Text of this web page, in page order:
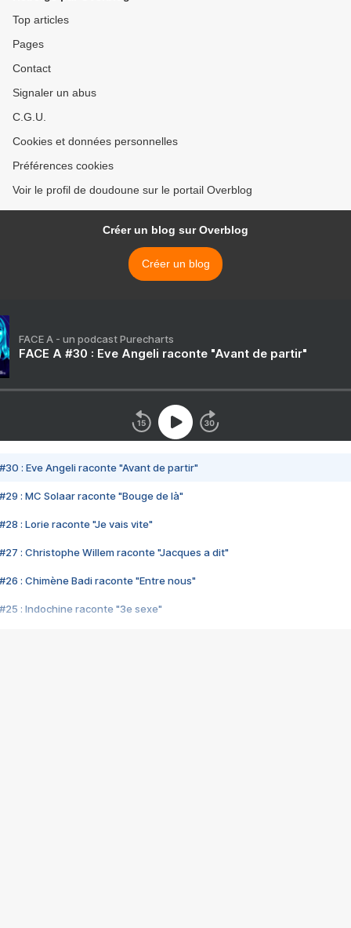
Top articles
Pages
Contact
Signaler un abus
C.G.U.
Cookies et données personnelles
Préférences cookies
Voir le profil de doudoune sur le portail Overblog
Créer un blog sur Overblog
Créer un blog
FACE A - un podcast Purecharts
FACE A #30 : Eve Angeli raconte "Avant de partir"
#30 : Eve Angeli raconte "Avant de partir"
#29 : MC Solaar raconte "Bouge de là"
#28 : Lorie raconte "Je vais vite"
#27 : Christophe Willem raconte "Jacques a dit"
#26 : Chimène Badi raconte "Entre nous"
#25 : Indochine raconte "3e sexe"